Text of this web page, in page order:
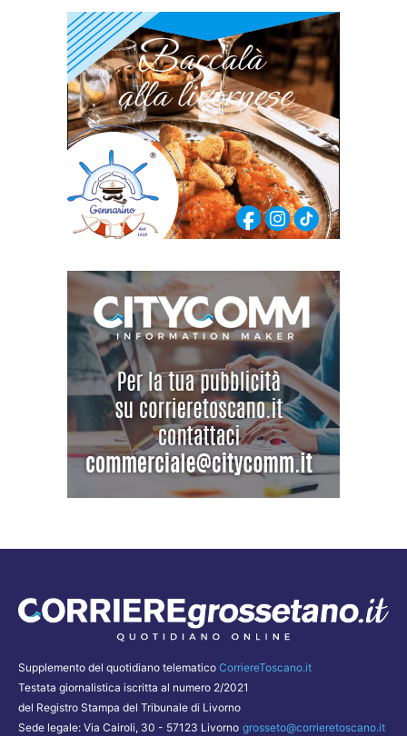
Supplemento del quotidiano telematico CorriereToscano.it
Testata giornalistica iscritta al numero 2/2021
del Registro Stampa del Tribunale di Livorno
Sede legale: Via Cairoli, 30 - 57123 Livorno grosseto@corrieretoscano.it